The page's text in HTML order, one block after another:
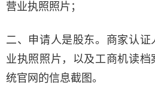
营业执照照片；
二、申请人是股东。商家认
业执照照片，以及工商机读
统官网的信息截图。